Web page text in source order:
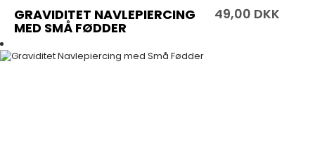
GRAVIDITET NAVLEPIERCING
MED SMÅ FØDDER
49,00 DKK